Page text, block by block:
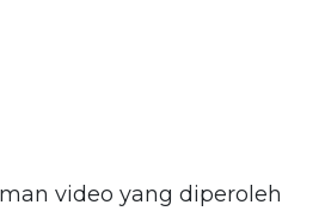
video yang diperoleh